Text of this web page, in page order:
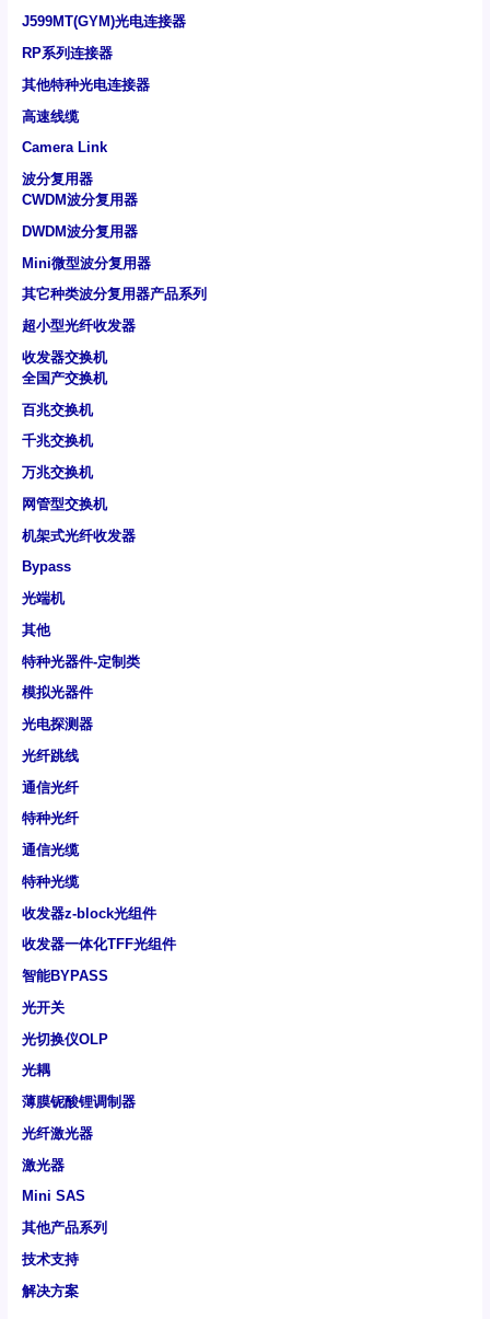
J599MT(GYM)光电连接器
RP系列连接器
其他特种光电连接器
高速线缆
Camera Link
波分复用器
CWDM波分复用器
DWDM波分复用器
Mini微型波分复用器
其它种类波分复用器产品系列
超小型光纤收发器
收发器交换机
全国产交换机
百兆交换机
千兆交换机
万兆交换机
网管型交换机
机架式光纤收发器
Bypass
光端机
其他
特种光器件-定制类
模拟光器件
光电探测器
光纤跳线
通信光纤
特种光纤
通信光缆
特种光缆
收发器z-block光组件
收发器一体化TFF光组件
智能BYPASS
光开关
光切换仪OLP
光耦
薄膜铌酸锂调制器
光纤激光器
激光器
Mini SAS
其他产品系列
技术支持
解决方案